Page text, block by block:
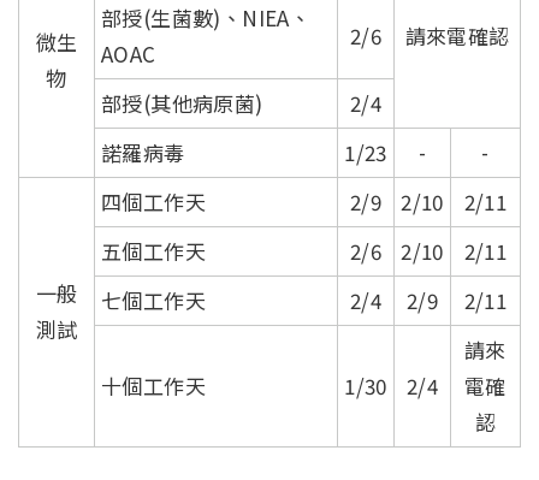
微生
物
請來電確認
部授(生菌數)、NIEA、
AOAC
2/6
部授(其他病原菌)
2/4
諾羅病毒
1/23 - -
一般
測試
四個工作天 2/9 2/10
2/11
五個工作天
2/6 2/10
2/11
七個工作天
2/4 2/9 2/11
十個工作天 1/30 2/4
請來
電確
認